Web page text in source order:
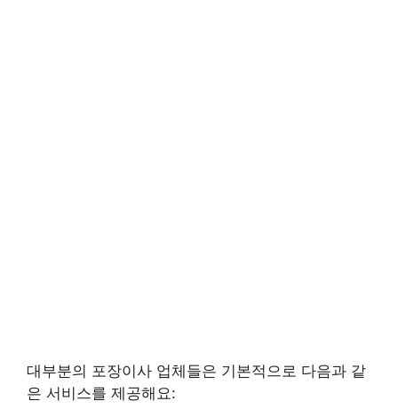
대부분의 포장이사 업체들은 기본적으로 다음과 같
은 서비스를 제공해요: